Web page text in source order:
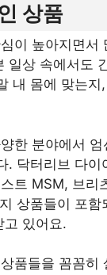
상품
이 높아지면
일상 속에서도
내 몸에 맞는
한 분야에서
. 닥터리브 다
트 MSM, 브
지 상품들이 포
고 있어요.
품들을 꼼꼼